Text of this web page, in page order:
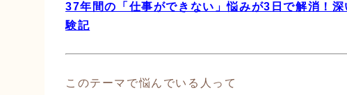
37年間の「仕事ができない」悩みが3日で解消！
験記
このテーマで悩んでいる人って